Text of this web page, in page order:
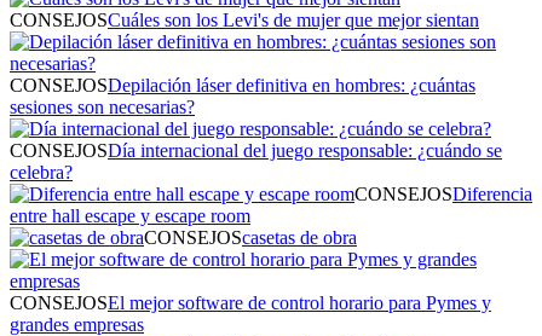
CONSEJOSCuáles son los Levi's de mujer que mejor sientan
CONSEJOSDepilación láser definitiva en hombres: ¿cuántas
sesiones son necesarias?
CONSEJOSDía internacional del juego responsable: ¿cuándo se
celebra?
CONSEJOSDiferencia
entre hall escape y escape room
CONSEJOScasetas de obra
CONSEJOSEl mejor software de control horario para Pymes y
grandes empresas